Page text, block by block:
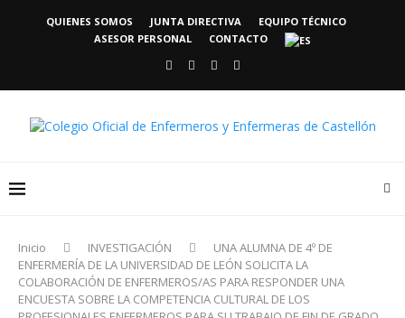
QUIENES SOMOS JUNTA DIRECTIVA
EQUIPO TÉCNICO
ASESOR PERSONAL
CONTACTO
Inicio INVESTIGACIÓN
UNA ALUMNA DE 4º DE
ENFERMERÍA DE LA UNIVERSIDAD DE LEÓN SOLICITA LA
COLABORACIÓN DE ENFERMEROS/AS PARA RESPONDER UNA
ENCUESTA SOBRE LA COMPETENCIA CULTURAL DE LOS